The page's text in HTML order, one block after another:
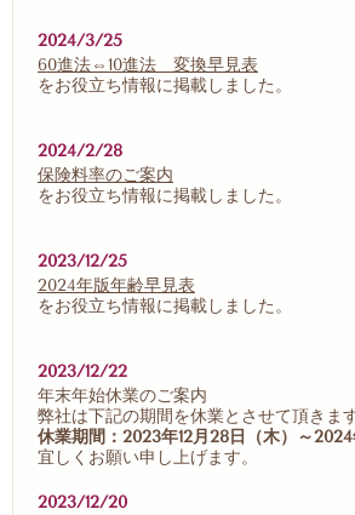
2024/3/25
60進法⇔10進法 変換早見表
をお役立ち情報に掲載しました。
2024/2/28
保険料率のご案内
をお役立ち情報に掲載しました。
2023/12/25
2024年版年齢早見表
をお役立ち情報に掲載しました。
2023/12/22
年末年始休業のご案内
弊社は下記の期間を休業とさせて頂きます
休業期間：2023年12月28日（木）～2024
宜しくお願い申し上げます。
2023/12/20